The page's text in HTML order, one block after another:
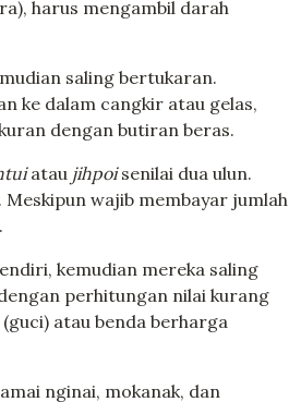
harus mengambil darah
saling bertukaran.
ke dalam cangkir atau gelas,
dengan butiran beras.
atau jihpoisenilai dua ulun.
wajib membayar jumlah
kemudian mereka saling
perhitungan nilai kurang
atau benda berharga
nginai, mokanak, dan